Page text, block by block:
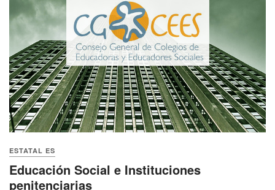
ESTATAL ES
Educación Social e Instituciones
penitenciarias